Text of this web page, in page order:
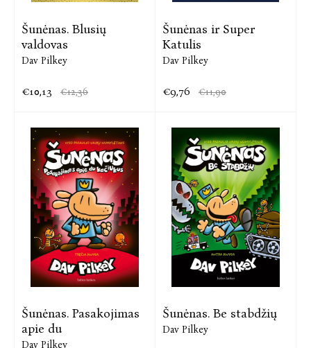
Šunėnas. Blusių
valdovas
Dav Pilkey
€10,13 €12,36
Šunėnas ir Super
Katulis
Dav Pilkey
€9,76 €11,90
Šunėnas. Pasakojimas
apie du
Dav Pilkey
Šunėnas. Be stabdžių
Dav Pilkey